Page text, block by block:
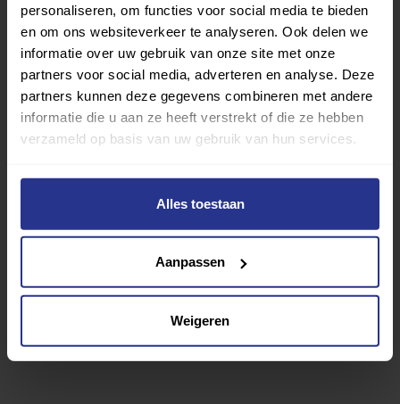
personaliseren, om functies voor social media te bieden
en om ons websiteverkeer te analyseren. Ook delen we
informatie over uw gebruik van onze site met onze
partners voor social media, adverteren en analyse. Deze
partners kunnen deze gegevens combineren met andere
informatie die u aan ze heeft verstrekt of die ze hebben
verzameld op basis van uw gebruik van hun services.
Alles toestaan
Aanpassen
Weigeren
Naast de atleten van AV Sprint waren er ook voetballers
en zwemmers van andere verenigingen uit Nederland
aanwezig. Ook daar werd er gepresteerd, want alle
sporters van TeamNL stappen met eremetaal terug het
vliegveld in. Een prestatie om trots op te zijn!
Deel dit bericht
Terug naar nieuwsoverzicht